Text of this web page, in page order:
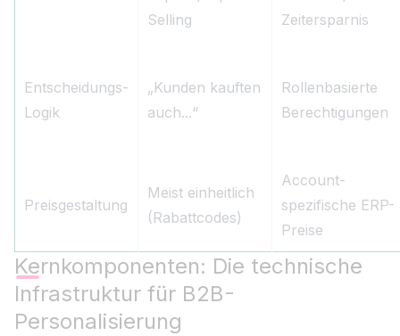
Selling
Zeitersparnis
Entscheidungs-
Logik
„Kunden kauften
auch...“
Rollenbasierte
Berechtigungen
Preisgestaltung
Meist einheitlich
(Rabattcodes)
Account-
spezifische ERP-
Preise
Kernkomponenten: Die technische
Infrastruktur für B2B-
Personalisierung